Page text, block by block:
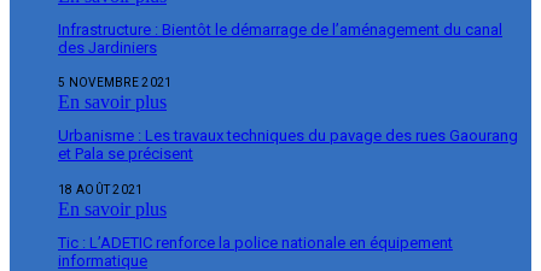
Infrastructure : Bientôt le démarrage de l’aménagement du canal
des Jardiniers
5 NOVEMBRE 2021
En savoir plus
Urbanisme : Les travaux techniques du pavage des rues Gaourang
et Pala se précisent
18 AOÛT 2021
En savoir plus
Tic : L’ADETIC renforce la police nationale en équipement
informatique